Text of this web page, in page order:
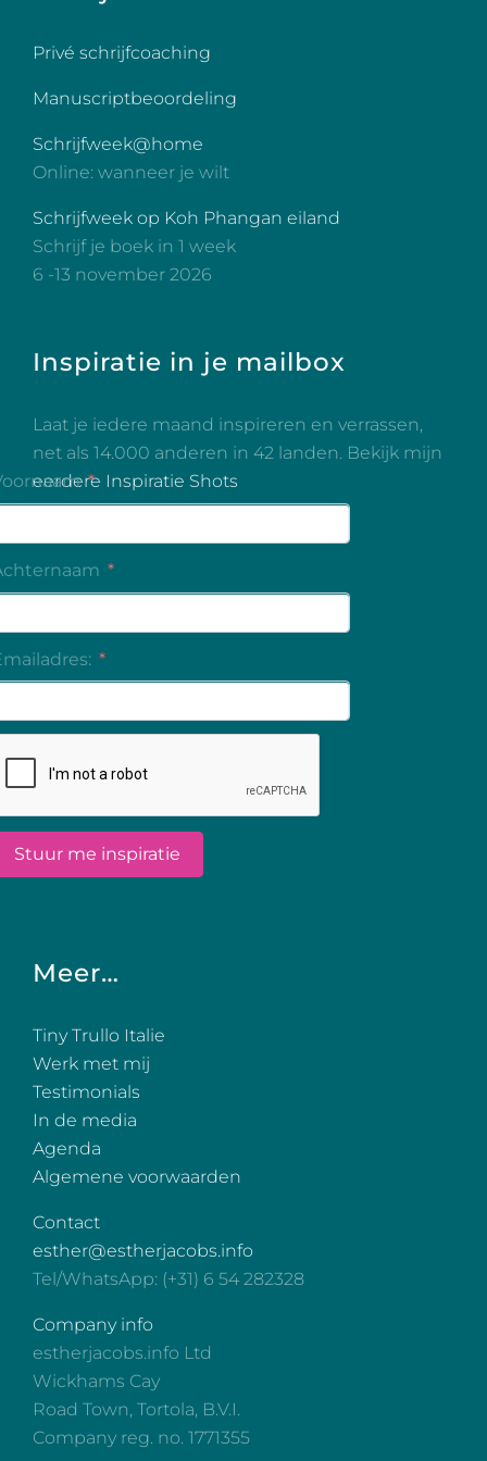
Privé schrijfcoaching
Manuscriptbeoordeling
Schrijfweek@home
Online: wanneer je wilt
Schrijfweek op Koh Phangan eiland
Schrijf je boek in 1 week
6 -13 november 2026
Inspiratie in je mailbox
Laat je iedere maand inspireren en verrassen,
net als 14.000 anderen in 42 landen. Bekijk mijn
eerdere Inspiratie Shots
Meer…
Tiny Trullo Italie
Werk met mij
Testimonials
In de media
Agenda
Algemene voorwaarden
Contact
esther@estherjacobs.info
Tel/WhatsApp: (+31) 6 54 282328
Company info
estherjacobs.info Ltd
Wickhams Cay
Road Town, Tortola, B.V.I.
Company reg. no. 1771355